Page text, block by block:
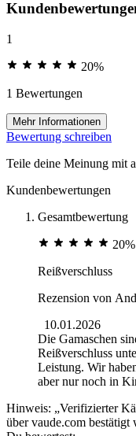
1
20%
1 Bewertungen
Mehr Informationen
Bewertung schreiben
Teile deine Meinung mit
Kundenbewertungen
Gesamtbewertung
20%
Reißverschluss
Rezension von
10.01.2026
Die Gamaschen
Reißverschluss
Leistung. Wir
aber nur noch in
Hinweis: „Verifizierter
über vaude.com bestätigt